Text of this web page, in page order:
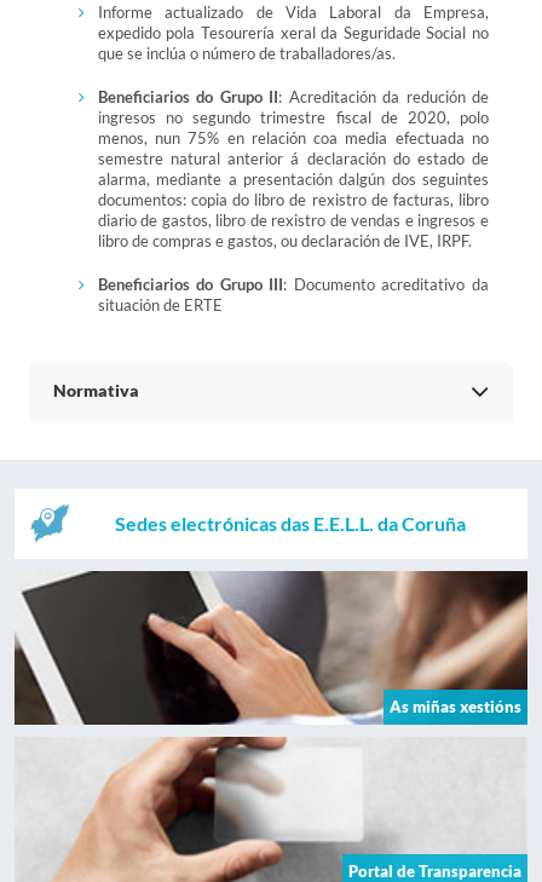
Informe actualizado de Vida Laboral da Empresa,
expedido pola Tesourería xeral da Seguridade Social no
que se inclúa o número de traballadores/as.
Beneficiarios do Grupo II: Acreditación da redución de
ingresos no segundo trimestre fiscal de 2020, polo
menos, nun 75% en relación coa media efectuada no
semestre natural anterior á declaración do estado de
alarma, mediante a presentación dalgún dos seguintes
documentos: copia do libro de rexistro de facturas, libro
diario de gastos, libro de rexistro de vendas e ingresos e
libro de compras e gastos, ou declaración de IVE, IRPF.
Beneficiarios do Grupo III: Documento acreditativo da
situación de ERTE
Normativa
Sedes electrónicas das E.E.L.L. da Coruña
As miñas xestións
Portal de Transparencia